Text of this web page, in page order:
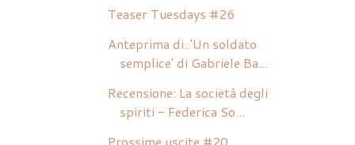
Teaser Tuesdays #26
Anteprima di..'Un soldato
semplice' di Gabriele Ba...
Recensione: La società degli
spiriti - Federica So...
Prossime uscite #20